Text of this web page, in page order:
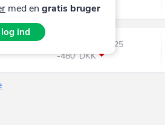
Resultat for 2025
-480' DKK
med en gratis bruger
ind